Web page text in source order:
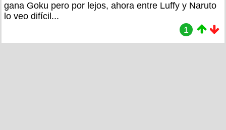
gana Goku pero por lejos, ahora entre Luffy y Naruto
lo veo difícil...
1